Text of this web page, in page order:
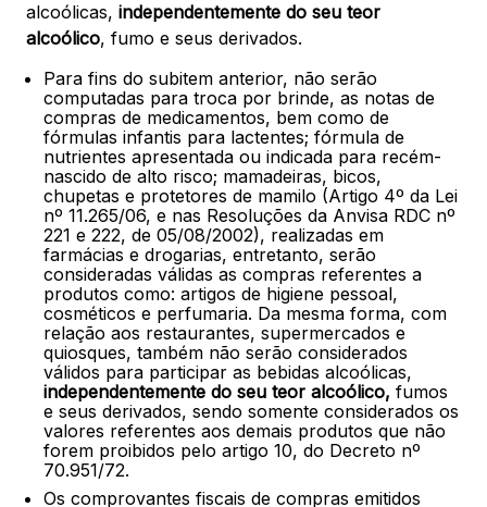
alcoólicas, independentemente do seu teor
alcoólico, fumo e seus derivados.
Para fins do subitem anterior, não serão
computadas para troca por brinde, as notas de
compras de medicamentos, bem como de
fórmulas infantis para lactentes; fórmula de
nutrientes apresentada ou indicada para recém-
nascido de alto risco; mamadeiras, bicos,
chupetas e protetores de mamilo (Artigo 4º da Lei
nº 11.265/06, e nas Resoluções da Anvisa RDC nº
221 e 222, de 05/08/2002), realizadas em
farmácias e drogarias, entretanto, serão
consideradas válidas as compras referentes a
produtos como: artigos de higiene pessoal,
cosméticos e perfumaria. Da mesma forma, com
relação aos restaurantes, supermercados e
quiosques, também não serão considerados
válidos para participar as bebidas alcoólicas,
independentemente do seu teor alcoólico, fumos
e seus derivados, sendo somente considerados os
valores referentes aos demais produtos que não
forem proibidos pelo artigo 10, do Decreto nº
70.951/72.
Os comprovantes fiscais de compras emitidos